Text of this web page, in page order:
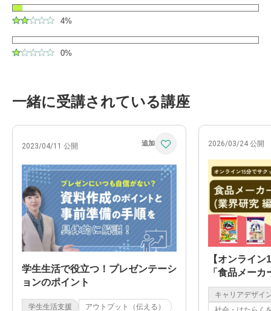
4%
0%
一緒に受講されている講座
2023/04/11 公開
学生生活で役立つ！プレゼンテーシ
ョンのポイント
学生生活支援 アウトプット（伝える）
2026/03/24 公開
【オンライ
「食品メー
(業界研究編)
キャリアデザイ